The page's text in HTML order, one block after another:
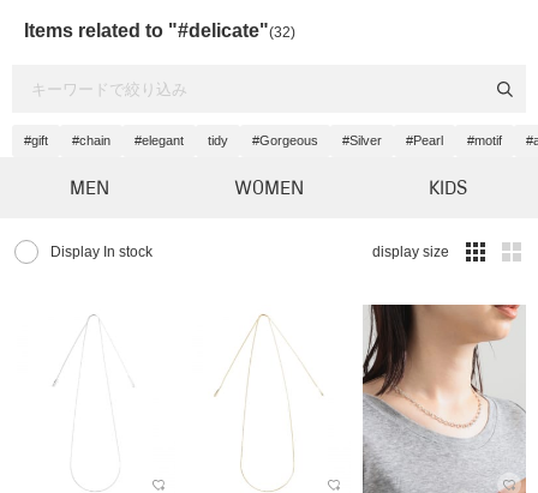
Items related to "#delicate"(32)
#gift #chain #elegant tidy #Gorgeous #Silver #Pearl #motif
MEN WOMEN KIDS
Display In stock display size